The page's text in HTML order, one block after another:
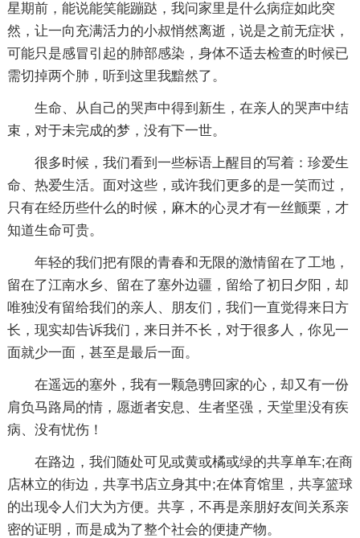
星期前，能说能笑能蹦跶，我问家里是什么病症如此突
然，让一向充满活力的小叔悄然离逝，说是之前无症状，
可能只是感冒引起的肺部感染，身体不适去检查的时候已
需切掉两个肺，听到这里我黯然了。
生命、从自己的哭声中得到新生，在亲人的哭声中结
束，对于未完成的梦，没有下一世。
很多时候，我们看到一些标语上醒目的写着：珍爱生
命、热爱生活。面对这些，或许我们更多的是一笑而过，
只有在经历些什么的时候，麻木的心灵才有一丝颤栗，才
知道生命可贵。
年轻的我们把有限的青春和无限的激情留在了工地，
留在了江南水乡、留在了塞外边疆，留给了初日夕阳，却
唯独没有留给我们的亲人、朋友们，我们一直觉得来日方
长，现实却告诉我们，来日并不长，对于很多人，你见一
面就少一面，甚至是最后一面。
在遥远的塞外，我有一颗急骋回家的心，却又有一份
肩负马路局的情，愿逝者安息、生者坚强，天堂里没有疾
病、没有忧伤！
在路边，我们随处可见或黄或橘或绿的共享单车;在商
店林立的街边，共享书店立身其中;在体育馆里，共享篮球
的出现令人们大为方便。共享，不再是亲朋好友间关系亲
密的证明，而是成为了整个社会的便捷产物。